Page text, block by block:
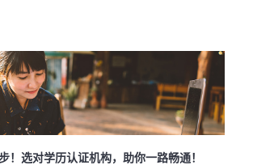
！选对学历认证机构，助你一路畅通！